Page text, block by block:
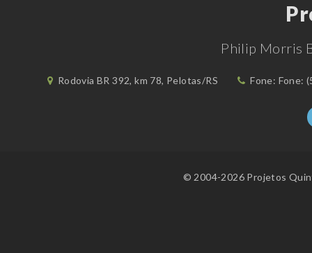
Philip Morris
Rodovia BR 392, km 78, Pelotas/RS Fone: Fone:
© 2004-2026 Projetos